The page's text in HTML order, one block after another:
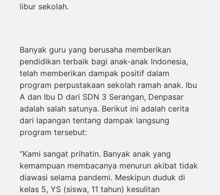
libur sekolah.
Banyak guru yang berusaha memberikan
pendidikan terbaik bagi anak-anak Indonesia,
telah memberikan dampak positif dalam
program perpustakaan sekolah ramah anak. Ibu
A dan Ibu D dari SDN 3 Serangan, Denpasar
adalah salah satunya. Berikut ini adalah cerita
dari lapangan tentang dampak langsung
program tersebut:
“Kami sangat prihatin. Banyak anak yang
kemampuan membacanya menurun akibat tidak
diawasi selama pandemi. Meskipun duduk di
kelas 5, YS (siswa, 11 tahun) kesulitan